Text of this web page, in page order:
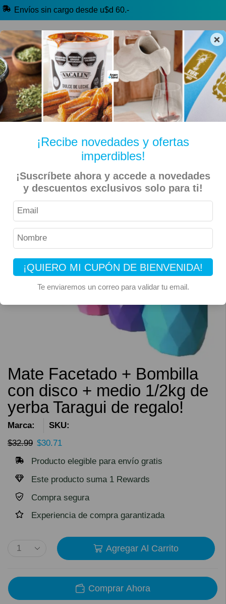
×
¡Recibe novedades y ofertas
imperdibles!
¡Suscríbete ahora y accede a novedades
y descuentos exclusivos solo para ti!
¡QUIERO MI CUPÓN DE BIENVENIDA!
Te enviaremos un correo para validar tu email.
Envíos sin cargo desde u$d 60.-
🔥 Alfajores y Golosinas
🧉 Clásicos argentinos 🏷️ Todas las categorías
Inicio Cocina, Deco y Bazar
Mate Facetado + Bombilla con disco + medio 1/2kg de
yerba Taragui de regalo!
7% OFF
Mate Facetado + Bombilla
con disco + medio 1/2kg de
yerba Taragui de regalo!
Marca:
SKU:
$32.99 $30.71
Producto elegible para envío gratis
Este producto suma 1 Rewards
Compra segura
Experiencia de compra garantizada
Agregar Al Carrito
Comprar Ahora